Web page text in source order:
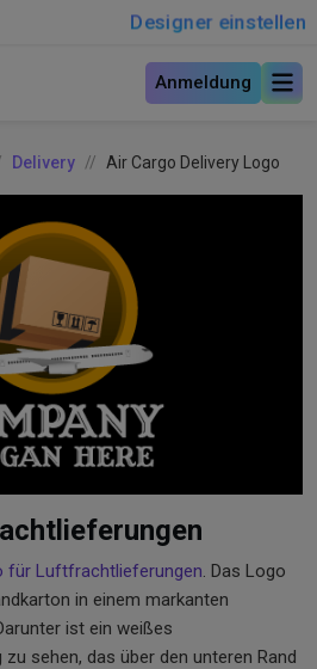
Designer einstellen
Anmeldung
Delivery Air Cargo Delivery Logo
für Luftfrachtlieferungen . Das Logo
in einem markanten
ist ein weißes
sehen, das über den unteren Rand